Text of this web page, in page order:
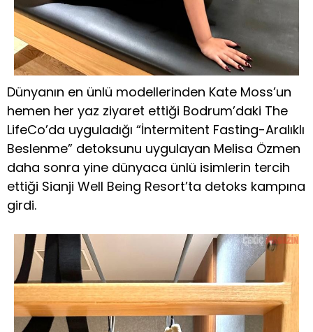
Dünyanın en ünlü modellerinden Kate Moss’un
hemen her yaz ziyaret ettiği Bodrum’daki The
LifeCo’da uyguladığı “İntermitent Fasting-Aralıklı
Beslenme” detoksunu uygulayan Melisa Özmen
daha sonra yine dünyaca ünlü isimlerin tercih
ettiği Sianji Well Being Resort’ta detoks kampına
girdi.